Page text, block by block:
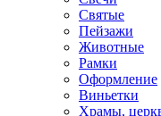
Святые
Пейзажи
Животные
Рамки
Оформление
Виньетки
Храмы,